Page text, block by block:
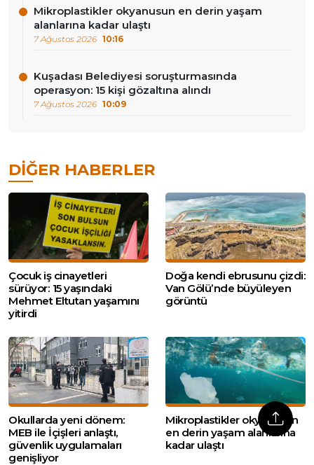
Mikroplastikler okyanusun en derin yaşam
alanlarına kadar ulaştı
7 Ağustos 2026 10:16
Kuşadası Belediyesi soruşturmasında
operasyon: 15 kişi gözaltına alındı
7 Ağustos 2026 10:09
DIĞER HABERLER
Çocuk iş cinayetleri
sürüyor: 15 yaşındaki
Mehmet Eltutan yaşamını
yitirdi
Doğa kendi ebrusunu çizdi:
Van Gölü’nde büyüleyen
görüntü
Okullarda yeni dönem:
MEB ile İçişleri anlaştı,
güvenlik uygulamaları
genişliyor
Mikroplastikler okyanusun
en derin yaşam alanlarına
kadar ulaştı